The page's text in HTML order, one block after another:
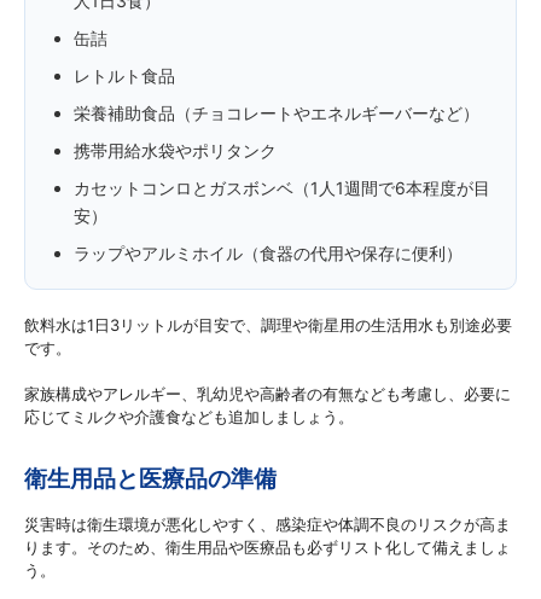
缶詰
レトルト食品
栄養補助食品（チョコレートやエネルギーバーなど）
携帯用給水袋やポリタンク
カセットコンロとガスボンベ（1人1週間で6本程度が目
安）
ラップやアルミホイル（食器の代用や保存に便利）
飲料水は1日3リットルが目安で、調理や衛星用の生活用水も別途必要
です。
家族構成やアレルギー、乳幼児や高齢者の有無なども考慮し、必要に
応じてミルクや介護食なども追加しましょう。
衛生用品と医療品の準備
災害時は衛生環境が悪化しやすく、感染症や体調不良のリスクが高ま
ります。そのため、衛生用品や医療品も必ずリスト化して備えましょ
う。